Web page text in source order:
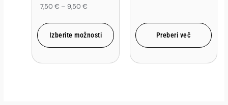
7,50€ – 9,50€
Izberite možnosti Preberi več